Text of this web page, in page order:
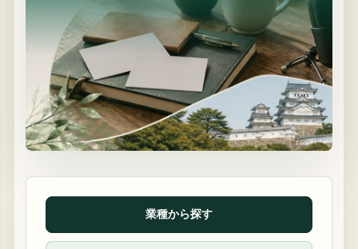
業種から探す